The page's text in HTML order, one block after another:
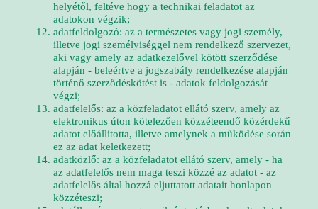
helyétől, feltéve hogy a technikai feladatot az
adatokon végzik;
adatfeldolgozó: az a természetes vagy jogi személy,
illetve jogi személyiséggel nem rendelkező szervezet,
aki vagy amely az adatkezelővel kötött szerződése
alapján - beleértve a jogszabály rendelkezése alapján
történő szerződéskötést is - adatok feldolgozását
végzi;
adatfelelős: az a közfeladatot ellátó szerv, amely az
elektronikus úton kötelezően közzéteendő közérdekű
adatot előállította, illetve amelynek a működése során
ez az adat keletkezett;
adatközlő: az a közfeladatot ellátó szerv, amely - ha
az adatfelelős nem maga teszi közzé az adatot - az
adatfelelős által hozzá eljuttatott adatait honlapon
közzéteszi;